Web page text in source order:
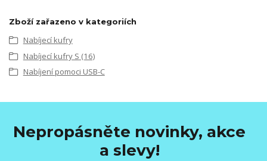
Zboží zařazeno v kategoriích
Nabíjecí kufry
Nabíjecí kufry S (16)
Nabíjení pomoci USB-C
Nepropásněte novinky, akce
a slevy!